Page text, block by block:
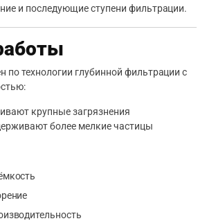
и последующие ступени фильтрации.
по технологии глубинной фильтрации с
крупные загрязнения
более мелкие частицы